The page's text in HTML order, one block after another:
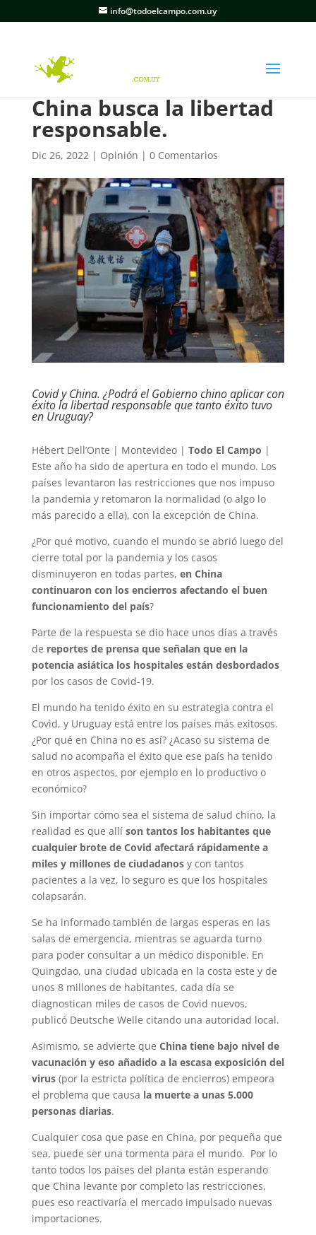
info@todoelcampo.com.uy
China busca la libertad
responsable.
Dic 26, 2022| Opinión | 0 Comentarios
Covid y China. ¿Podrá el Gobierno chino aplicar con
éxito la libertad responsable que tanto éxito tuvo
en Uruguay?
Hébert Dell’Onte | Montevideo | Todo El Campo |
Este año ha sido de apertura en todo el mundo. Los
países levantaron las restricciones que nos impuso
la pandemia y retomaron la normalidad (o algo lo
más parecido a ella), con la excepción de China.
¿Por qué motivo, cuando el mundo se abrió luego del
cierre total por la pandemia y los casos
disminuyeron en todas partes, en China
continuaron con los encierros afectando el buen
funcionamiento del país?
Parte de la respuesta se dio hace unos días a través
de reportes de prensa que señalan que en la
potencia asiática los hospitales están desbordados
por los casos de Covid-19.
El mundo ha tenido éxito en su estrategia contra el
Covid, y Uruguay está entre los países más exitosos.
¿Por qué en China no es así? ¿Acaso su sistema de
salud no acompaña el éxito que ese país ha tenido
en otros aspectos, por ejemplo en lo productivo o
económico?
Sin importar cómo sea el sistema de salud chino, la
realidad es que allí son tantos los habitantes que
cualquier brote de Covid afectará rápidamente a
miles y millones de ciudadanosy con tantos
pacientes a la vez, lo seguro es que los hospitales
colapsarán.
Se ha informado también de largas esperas en las
salas de emergencia, mientras se aguarda turno
para poder consultar a un médico disponible. En
Quingdao, una ciudad ubicada en la costa este y de
unos 8 millones de habitantes, cada día se
diagnostican miles de casos de Covid nuevos,
publicó Deutsche Welle citando una autoridad local.
Asimismo, se advierte que China tiene bajo nivel de
vacunación y eso añadido a la escasa exposición del
virus(por la estricta política de encierros) empeora
el problema que causa la muerte a unas 5.000
personas diarias.
Cualquier cosa que pase en China, por pequeña que
sea, puede ser una tormenta para el mundo. Por lo
tanto todos los países del planta están esperando
que China levante por completo las restricciones,
pues eso reactivaría el mercado impulsado nuevas
importaciones.